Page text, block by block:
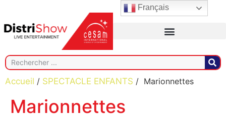
Accueil / SPECTACLE ENFANTS / Marionnettes
Marionnettes
Français